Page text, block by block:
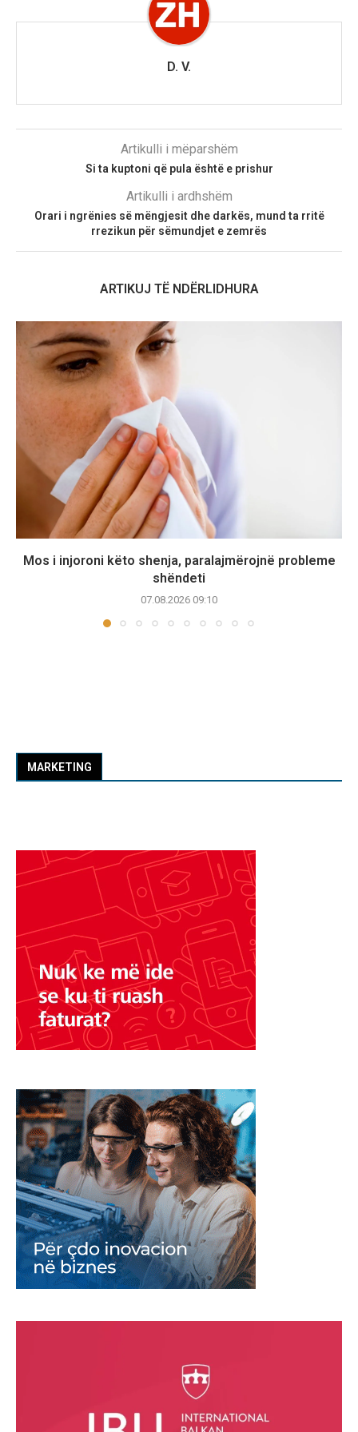
D. V.
Artikulli i mëparshëm
Si ta kuptoni që pula është e prishur
Artikulli i ardhshëm
Orari i ngrënies së mëngjesit dhe darkës, mund ta rritë
rrezikun për sëmundjet e zemrës
ARTIKUJ TË NDËRLIDHURA
Mos i injoroni këto shenja, paralajmërojnë probleme
shëndeti
07.08.2026 09:10
MARKETING